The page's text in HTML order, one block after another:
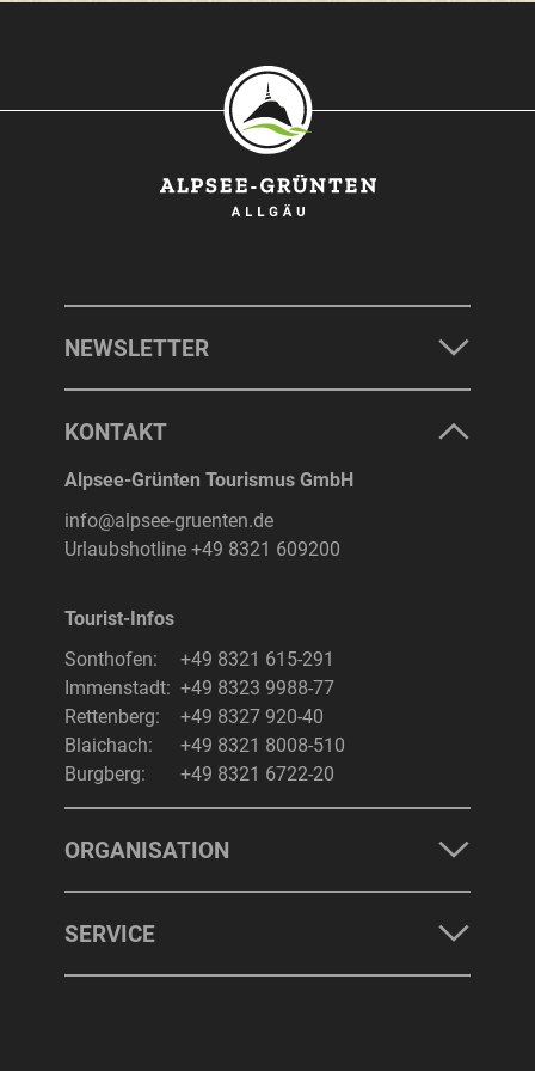
BLAICHACH-GUNZESRIED
BURGBERG
UNTERKÜNFTE
ERLEBNISSE
Suchbegriff
Suchen
NEWSLETTER
KONTAKT
Alpsee-Grünten Tourismus GmbH
info@alpsee-gruenten.de
Urlaubshotline +49 8321 609200
Tourist-Infos
Sonthofen:
+49 8321 615-291
Immenstadt: +49 8323 9988-77
Rettenberg:
+49 8327 920-40
Blaichach:
+49 8321 8008-510
Burgberg:
+49 8321 6722-20
ORGANISATION
SERVICE